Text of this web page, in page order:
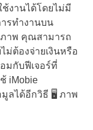
ช้งานได้โดยไม่มี
รทำงานบน
ภาพ คุณสามารถ
ม่ต้องจ่ายเงินหรือ
มกับฟีเจอร์ที่
iMobie
มูลได้อีกวิธี 🖥️ ภาพ